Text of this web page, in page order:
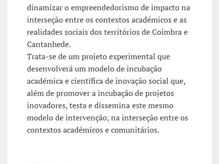
dinamizar o empreendedorismo de impacto na
interseção entre os contextos académicos e as
realidades sociais dos territórios de Coimbra e
Cantanhede.
Trata-se de um projeto experimental que
desenvolverá um modelo de incubação
académica e científica de inovação social que,
além de promover a incubação de projetos
inovadores, testa e dissemina este mesmo
modelo de intervenção, na interseção entre os
contextos académicos e comunitários.